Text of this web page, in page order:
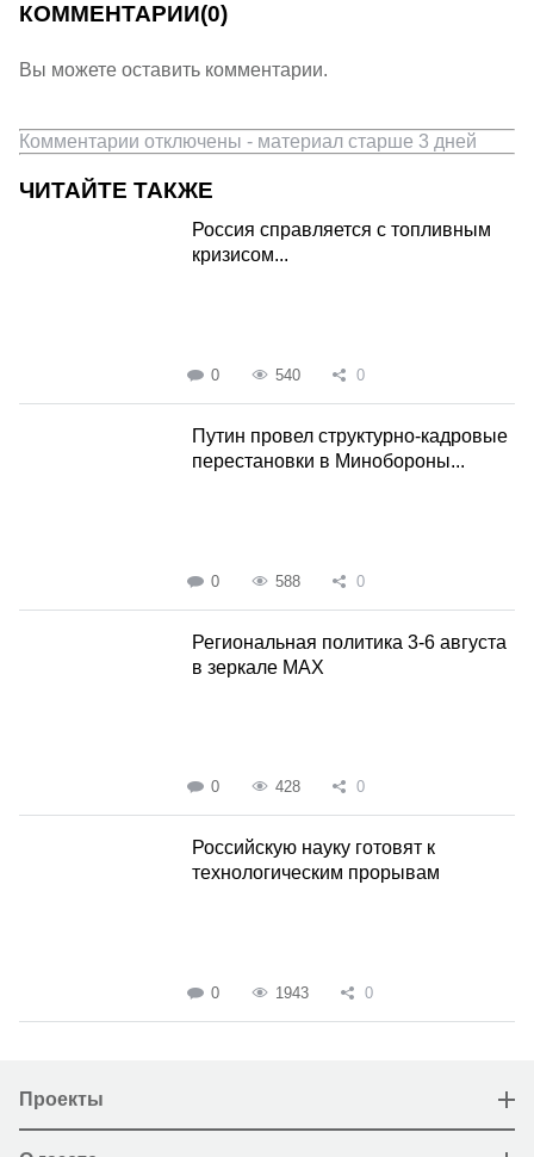
КОММЕНТАРИИ(0)
Вы можете оставить комментарии.
Комментарии отключены - материал старше 3 дней
ЧИТАЙТЕ ТАКЖЕ
Россия справляется с топливным
кризисом...
0 540 0
Путин провел структурно-кадровые
перестановки в Минобороны...
0 588 0
Региональная политика 3-6 августа
в зеркале MAX
0 428 0
Российскую науку готовят к
технологическим прорывам
0 1943 0
Проекты